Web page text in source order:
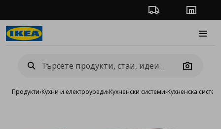
Проследяване на
Camera
Продукти›Кухни и електроуреди›Кухненски системи›Кухненска